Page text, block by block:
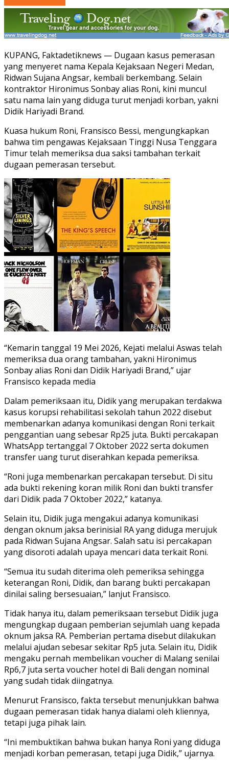
KUPANG, Faktadetiknews — Dugaan kasus pemerasan
yang menyeret nama Kepala Kejaksaan Negeri Medan,
Ridwan Sujana Angsar, kembali berkembang. Selain
kontraktor Hironimus Sonbay alias Roni, kini muncul
satu nama lain yang diduga turut menjadi korban, yakni
Didik Hariyadi Brand.
Kuasa hukum Roni, Fransisco Bessi, mengungkapkan
bahwa tim pengawas Kejaksaan Tinggi Nusa Tenggara
Timur telah memeriksa dua saksi tambahan terkait
dugaan pemerasan tersebut.
“Kemarin tanggal 19 Mei 2026, Kejati melalui Aswas telah
memeriksa dua orang tambahan, yakni Hironimus
Sonbay alias Roni dan Didik Hariyadi Brand,” ujar
Fransisco kepada media
Dalam pemeriksaan itu, Didik yang merupakan terdakwa
kasus korupsi rehabilitasi sekolah tahun 2022 disebut
membenarkan adanya komunikasi dengan Roni terkait
penggantian uang sebesar Rp25 juta. Bukti percakapan
WhatsApp tertanggal 7 Oktober 2022 serta dokumen
transfer uang turut diserahkan kepada pemeriksa.
“Roni juga membenarkan percakapan tersebut. Di situ
ada bukti rekening koran milik Roni dan bukti transfer
dari Didik pada 7 Oktober 2022,” katanya.
Selain itu, Didik juga mengakui adanya komunikasi
dengan oknum jaksa berinisial RA yang diduga merujuk
pada Ridwan Sujana Angsar. Salah satu isi percakapan
yang disoroti adalah upaya mencari data terkait Roni.
“Semua itu sudah diterima oleh pemeriksa sehingga
keterangan Roni, Didik, dan barang bukti percakapan
dinilai saling bersesuaian,” lanjut Fransisco.
Tidak hanya itu, dalam pemeriksaan tersebut Didik juga
mengungkap dugaan pemberian sejumlah uang kepada
oknum jaksa RA. Pemberian pertama disebut dilakukan
melalui ajudan sebesar sekitar Rp5 juta. Selain itu, Didik
mengaku pernah membelikan voucher di Malang senilai
Rp6,7 juta serta voucher hotel di Bali dengan nominal
yang sudah tidak diingatnya.
Menurut Fransisco, fakta tersebut menunjukkan bahwa
dugaan pemerasan tidak hanya dialami oleh kliennya,
tetapi juga pihak lain.
“Ini membuktikan bahwa bukan hanya Roni yang diduga
menjadi korban pemerasan, tetapi juga Didik,” ujarnya.